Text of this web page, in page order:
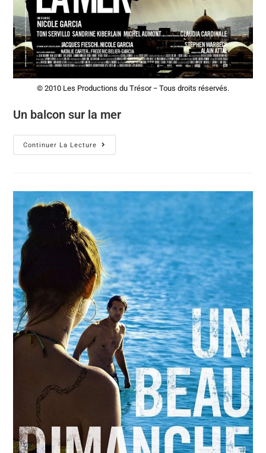
© 2010 Les Productions du Trésor − Tous droits réservés.
Un balcon sur la mer
Continuer La Lecture